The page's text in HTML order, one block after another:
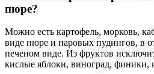
пюре?
Можно есть картофель, морковь,
виде пюре и паровых пудингов, в
печеном виде. Из фруктов
кислые яблоки, виноград, финики,